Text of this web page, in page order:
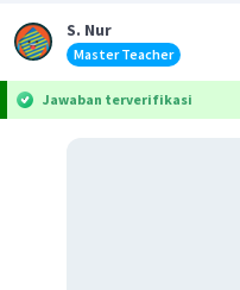
S. Nur
Master Teacher
Jawaban terverifikasi